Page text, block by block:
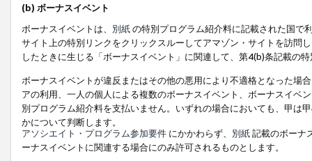
(b) ボーナスイベント
ボーナスイベントは、 別紙の特別プログラム紹介料に記載された国で
サイト上の特別リンクをクリックスルーしてアマゾン・サイトを訪問
したときに生じる「ボーナスイベント」に関連して、第4(b)条記載の
ボーナスイベントが違反またはその他の悪用により不適格となった場
アの利用、一人の個人による複数のボーナスイベント、ボーナスイベ
別プログラム紹介料を支払いません。いずれの場合においても、甲は
かについて判断します。
アソシエイト・プログラム参加要件 にかかわらず、 別紙記載のボーナ
ーナスイベントに関連する場合にのみ許可されるものとします。